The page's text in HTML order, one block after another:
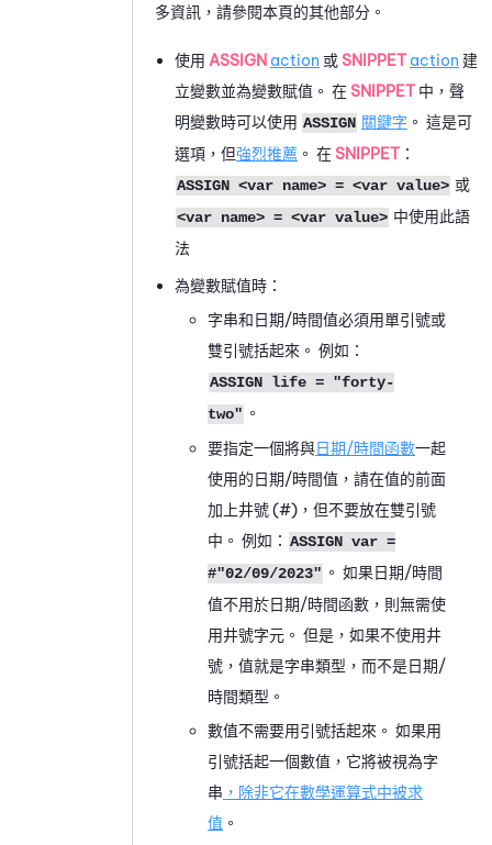
多資訊，請參閱本頁的其他部分。
使用 ASSIGN action 或SNIPPET action 建
立變數並為變數賦值。 在SNIPPET 中，聲
明變數時可以使用 ASSIGN 關鍵字 。 這是可
選項，但強烈推薦 。 在SNIPPET ：
ASSIGN <var name> = <var value> 或
<var name> = <var value> 中使用此語
法
為變數賦值時：
字串和日期/時間值必須用單引號或
雙引號括起來。 例如：
ASSIGN life = "forty-
two" 。
要指定一個將與日期/時間函數一起
使用的日期/時間值，請在值的前面
加上井號 (#)，但不要放在雙引號
中。 例如： ASSIGN var =
#"02/09/2023" 。 如果日期/時間
值不用於日期/時間函數，則無需使
用井號字元。 但是，如果不使用井
號，值就是字串類型，而不是日期/
時間類型。
數值不需要用引號括起來。 如果用
引號括起一個數值，它將被視為字
串 ，除非它在數學運算式中被求
值 。